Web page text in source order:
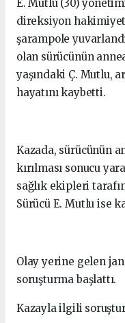
E. Mutlu (30)
direksiyon
şarampole
olan sürücünün
yaşındaki Ç. Mutlu,
hayatını kaybetti.
Kazada, sürücünün
kırılması sonucu
sağlık ekipleri
Sürücü E. Mutlu ise
Olay yerine gelen
soruşturma başlattı.
Kazayla ilgili